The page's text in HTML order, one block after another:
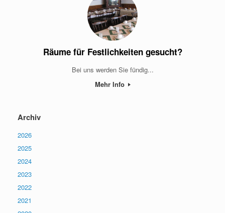
Räume für Festlichkeiten gesucht?
Bei uns werden Sie fündig...
Mehr Info
Archiv
2026
2025
2024
2023
2022
2021